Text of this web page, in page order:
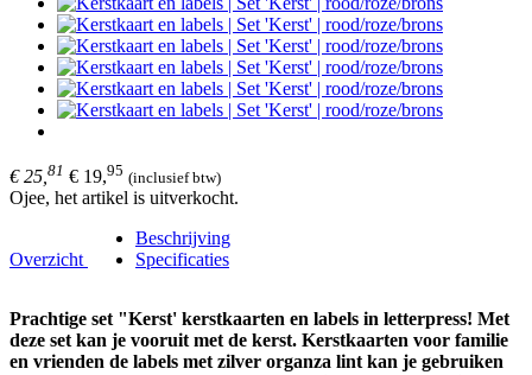
€ 25, 81 € 19,95 (inclusief btw)
Ojee, het artikel is uitverkocht.
Overzicht
Beschrijving
Specificaties
Prachtige set "Kerst' kerstkaarten en labels in letterpress! Met
deze set kan je vooruit met de kerst. Kerstkaarten voor familie
en vrienden de labels met zilver organza lint kan je gebruiken